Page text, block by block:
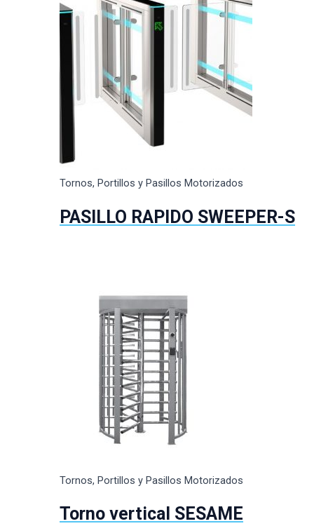
Tornos, Portillos y Pasillos Motorizados
PASILLO RAPIDO SWEEPER-S
Tornos, Portillos y Pasillos Motorizados
Torno vertical SESAME